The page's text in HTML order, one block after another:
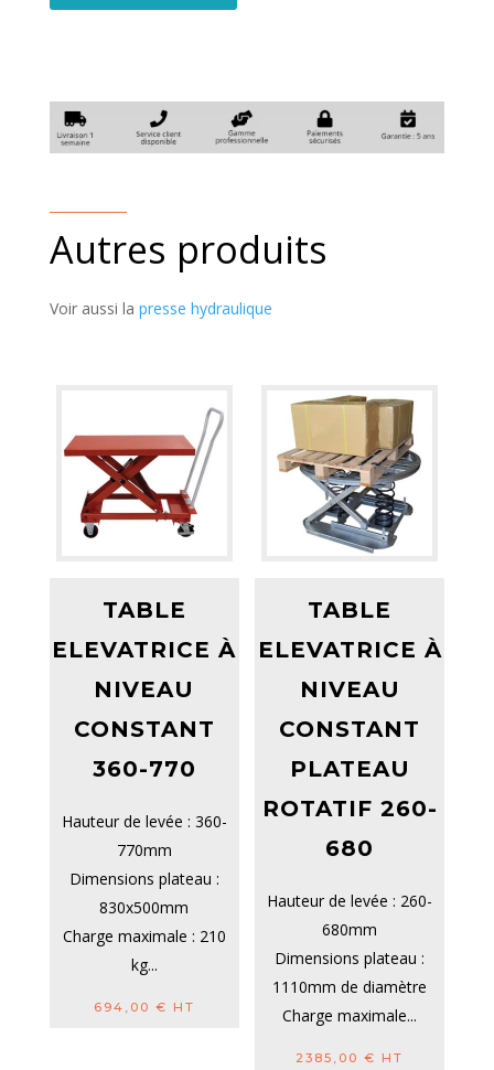
Autres produits
Voir aussi la presse hydraulique
TABLE
ELEVATRICE À
NIVEAU
CONSTANT
360-770
Hauteur de levée : 360-
770mm
Dimensions plateau :
830x500mm
Charge maximale : 210
kg...
694,00 € HT
TABLE
ELEVATRICE À
NIVEAU
CONSTANT
PLATEAU
ROTATIF 260-
680
Hauteur de levée : 260-
680mm
Dimensions plateau :
1110mm de diamètre
Charge maximale...
2385,00€ HT